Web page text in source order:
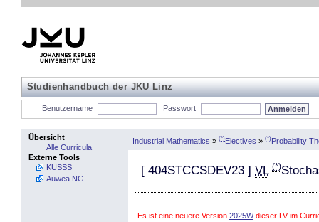
Studienhandbuch der JKU Linz
Benutzername Passwort
Übersicht
Alle Curricula
Externe Tools
KUSSS
Auwea NG
Industrial Mathematics » (*)Electives » (*)Probability
[ 404STCCSDEV23 ] VL (*)
Es ist eine neuere Version 2025Wdieser LV im